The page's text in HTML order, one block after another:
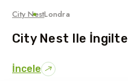
City NestLondra
City Nest Ile
İncele